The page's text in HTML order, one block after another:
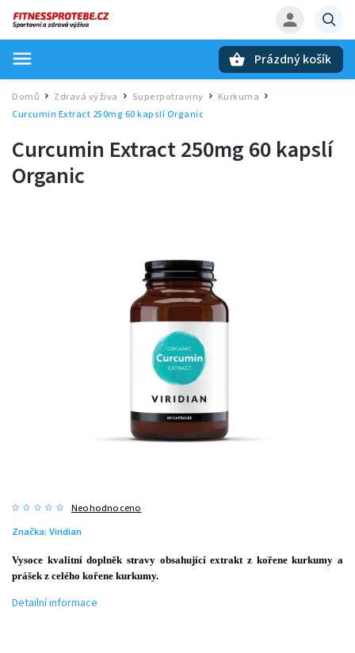
Prázdný košík
Domů / Zdravá výživa Superpotraviny Kurkuma /
Curcumin Extract 250mg 60 kapslí Organic
Curcumin Extract 250mg 60 kapslí
Organic
Neohodnoceno
Značka: Viridian
Vysoce kvalitní doplněk stravy obsahující extrakt z kořene kurkumy a
prášek z celého kořene kurkumy.
Detailní informace